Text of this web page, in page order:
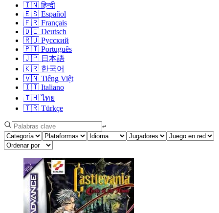
🇮🇳 हिन्दी
🇪🇸 Español
🇫🇷 Français
🇩🇪 Deutsch
🇷🇺 Русский
🇵🇹 Português
🇯🇵 日本語
🇰🇷 한국어
🇻🇳 Tiếng Việt
🇮🇹 Italiano
🇹🇭 ไทย
🇹🇷 Türkçe
↩︎